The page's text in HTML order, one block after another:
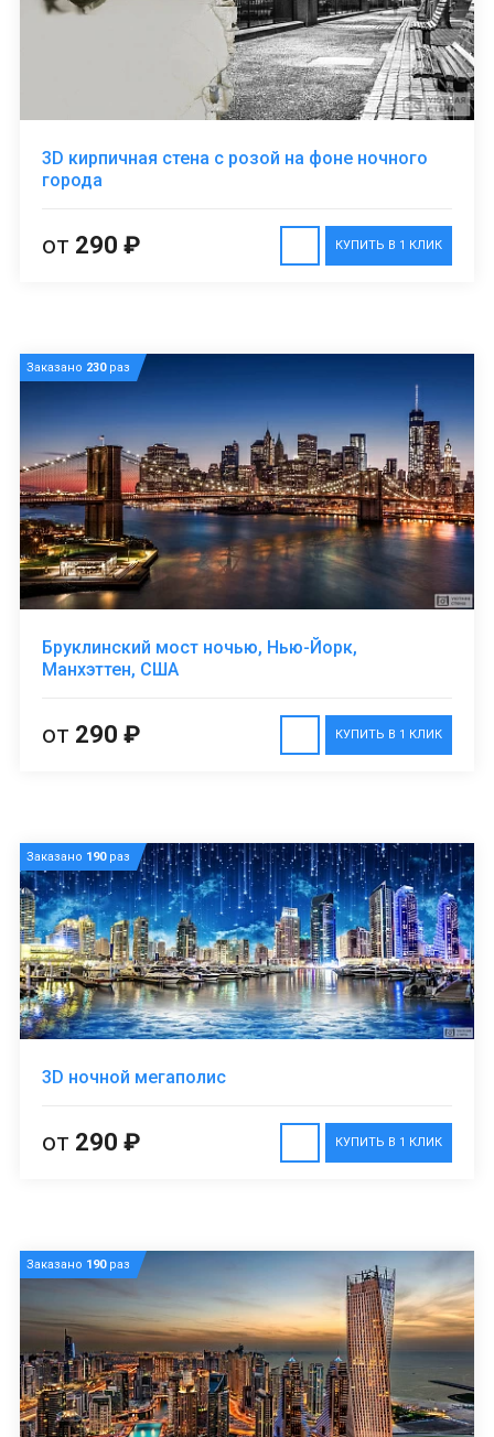
3D кирпичная стена с розой на фоне ночного
города
КУПИТЬ В 1 КЛИК
от 290 ₽
Заказано 230раз
Бруклинский мост ночью, Нью-Йорк,
Манхэттен, США
КУПИТЬ В 1 КЛИК
от 290 ₽
Заказано 190раз
3D ночной мегаполис
КУПИТЬ В 1 КЛИК
от 290 ₽
Заказано 190раз